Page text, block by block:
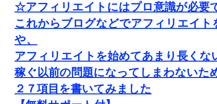
☆アフィリエイトにはプロ意識が必要
これからブログなどでアフィリエイト
や、
アフィリエイトを始めてあまり長くな
稼ぐ以前の問題になってしまわないた
２７項目を書いてみました